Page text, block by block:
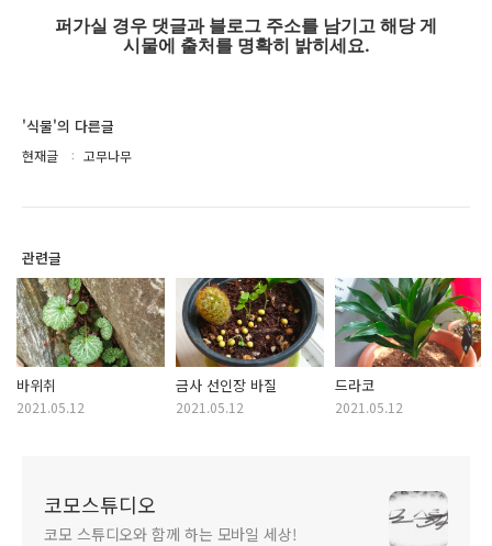
퍼가실 경우 댓글과 블로그 주소를 남기고 해당 게
시물에 출처를 명확히 밝히세요.
'식물'의 다른글
현재글 고무나무
관련글
바위취
2021.05.12
금사 선인장 바질
2021.05.12
드라코
2021.05.12
코모스튜디오
코모 스튜디오와 함께 하는 모바일 세상!